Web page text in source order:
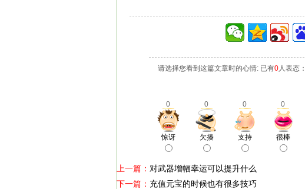
请选择您看到这篇文章时的心情: 已有0人表态：
0 0 0 0
惊讶 欠揍 支持 很棒
上一篇： 对武器增幅幸运可以提升什么
下一篇： 充值元宝的时候也有很多技巧